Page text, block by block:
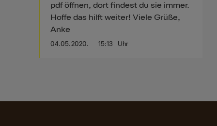
04.05.2020. 15:13 Uhr
pdf öffnen, dort findest du sie immer.
Hoffe das hilft weiter! Viele Grüße,
Anke